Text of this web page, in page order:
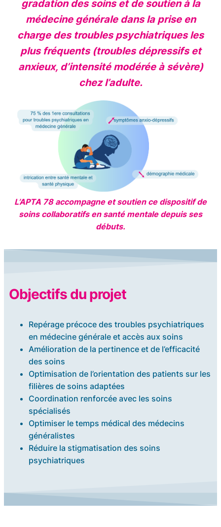
gradation des soins et de soutien à la
médecine générale dans la prise en
charge des troubles psychiatriques les
plus fréquents (troubles dépressifs et
anxieux, d’intensité modérée à sévère)
chez l’adulte.
L’APTA 78 accompagne et soutien ce dispositif de
soins collaboratifs en santé mentale depuis ses
débuts.
Objectifs du projet
Repérage précoce des troubles psychiatriques
en médecine générale et accès aux soins
Amélioration de la pertinence et de l’efficacité
des soins
Optimisation de l’orientation des patients sur les
filières de soins adaptées
Coordination renforcée avec les soins
spécialisés
Optimiser le temps médical des médecins
généralistes
Réduire la stigmatisation des soins
psychiatriques